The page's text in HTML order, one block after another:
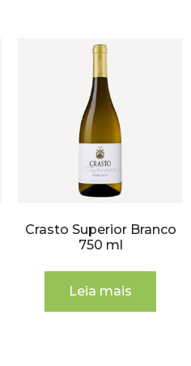
Crasto Superior Branco
750 ml
Leia mais